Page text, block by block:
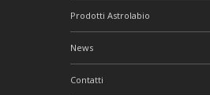
Prodotti Astrolabio
News
Contatti